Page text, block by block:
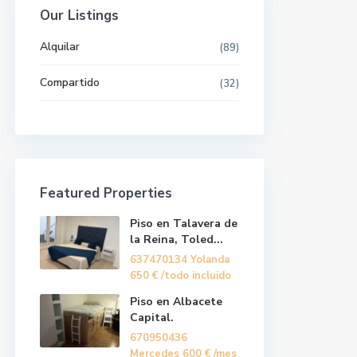
Our Listings
Alquilar (89)
Compartido (32)
Featured Properties
Piso en Talavera de
la Reina, Toled...
637470134 Yolanda
650 € /todo incluido
Piso en Albacete
Capital.
670950436
Mercedes 600 € /mes
Piso en Talavera de
la Reina, Toled...
637470134 Yolanda
650 € /todo incluido
Piso en Albacete
Capital.
670950436
Mercedes
+ gastos